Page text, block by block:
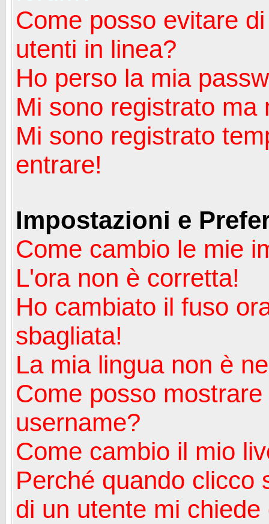
Come posso evitare
utenti in linea?
Ho perso la mia
Mi sono registrato ma
Mi sono registrato
entrare!
Impostazioni e
Come cambio le mie
L'ora non è corretta!
Ho cambiato il fuso
sbagliata!
La mia lingua non è
Come posso
username?
Come cambio il mio
Perché quando clicco
di un utente mi